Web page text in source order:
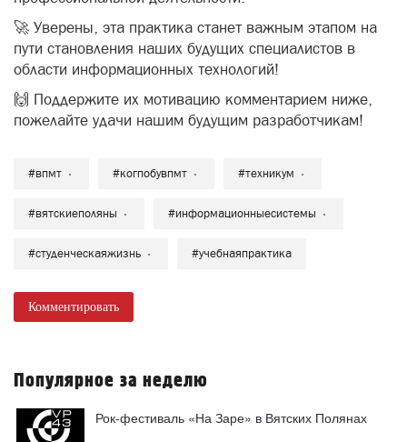
🚀 Уверены, эта практика станет важным этапом на
пути становления наших будущих специалистов в
области информационных технологий!
🙌 Поддержите их мотивацию комментарием ниже,
пожелайте удачи нашим будущим разработчикам!
#впмт #когпобувпмт #техникум
#вятскиеполяны #информационныесистемы
#студенческаяжизнь #учебнаяпрактика
Комментировать
Популярное за неделю
Рок-фестиваль «На Заре» в Вятских Полянах